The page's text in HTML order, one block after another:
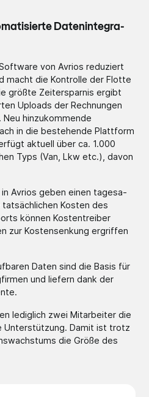
Dateni­ntegra­
von Avrios reduziert
macht die Kontrolle der Flotte
größte Zeiter­sparni­s ergibt
Uploads der Rechnu­ngen
hinzuk­ommend­e
in die besteh­ende Plattform
aktuell über ca. 1.000
Typs (Van, Lkw etc.), davon
Avrios geben einen tagesa­
Kosten des
können Kosten­treibe­r
zur Kosten­senkun­g ergriffen
Daten sind die Basis für
und liefern dank der
lediglich zwei Mitarb­eiter die
Unters­tützun­g. Damit ist trotz
die Größe des